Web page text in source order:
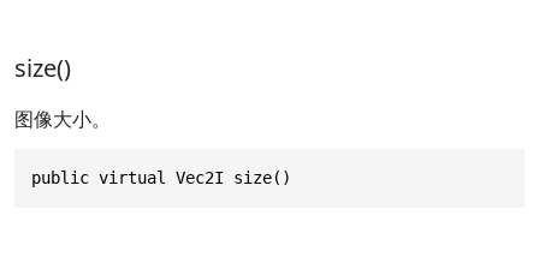
size()
图像大小。
public virtual Vec2I size()